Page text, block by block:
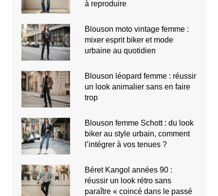
à reproduire
Blouson moto vintage femme :
mixer esprit biker et mode
urbaine au quotidien
Blouson léopard femme : réussir
un look animalier sans en faire
trop
Blouson femme Schott : du look
biker au style urbain, comment
l’intégrer à vos tenues ?
Béret Kangol années 90 :
réussir un look rétro sans
paraître « coincé dans le passé